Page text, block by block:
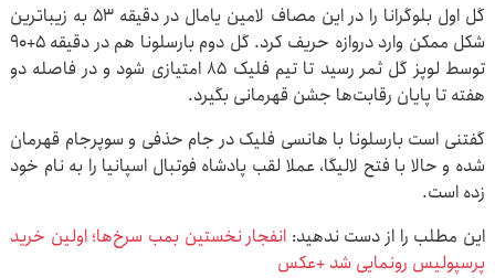
گل اول بلوگرانا را در این مصاف لامین یامال در دقیقه ۵۳ به زیباترین
شکل ممکن وارد دروازه حریف کرد. گل دوم بارسلونا هم در دقیقه ۵+۹۰
توسط لوپز گل ثمر رسید تا تیم فلیک ۸۵ امتیازی شود و در فاصله دو
هفته تا پایان رقابت‌ها جشن قهرمانی بگیرد.
گفتنی است بارسلونا با هانسی فلیک در جام حذفی و سوپرجام قهرمان
شده و حالا با فتح لالیگا، عملا لقب پادشاه فوتبال اسپانیا را به نام خود
زده است.
این مطلب را از دست ندهید: انفجار نخستین بمب سرخ‌ها؛ اولین خرید
پرسپولیس رونمایی شد +عکس